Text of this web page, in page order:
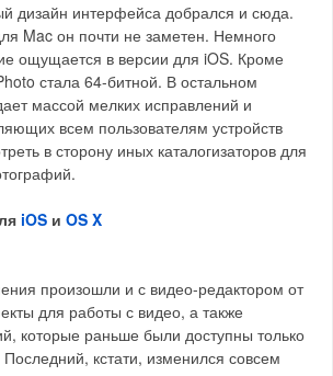
дизайн интерфейса добрался и сюда.
Mac он почти не заметен. Немного
ощущается в версии для iOS. Кроме
стала 64-битной. В остальном
массой мелких исправлений и
всем пользователям устройств
в сторону иных каталогизаторов для
iOS иOS X
произошли и с видео-редактором от
для работы с видео, а также
которые раньше были доступны только
кстати, изменился совсем